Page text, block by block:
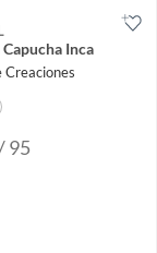
Inca
Creaciones
95